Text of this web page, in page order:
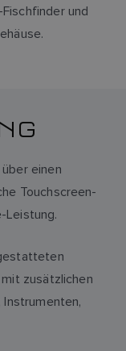
und
einen
Touchscreen-
Leistung.
zusätzlichen
Instrumenten,